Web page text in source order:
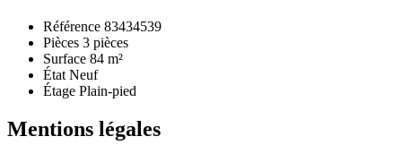
Référence 83434539
Pièces 3 pièces
Surface 84 m²
ÉtatNeuf
Étage Plain-pied
Mentions légales